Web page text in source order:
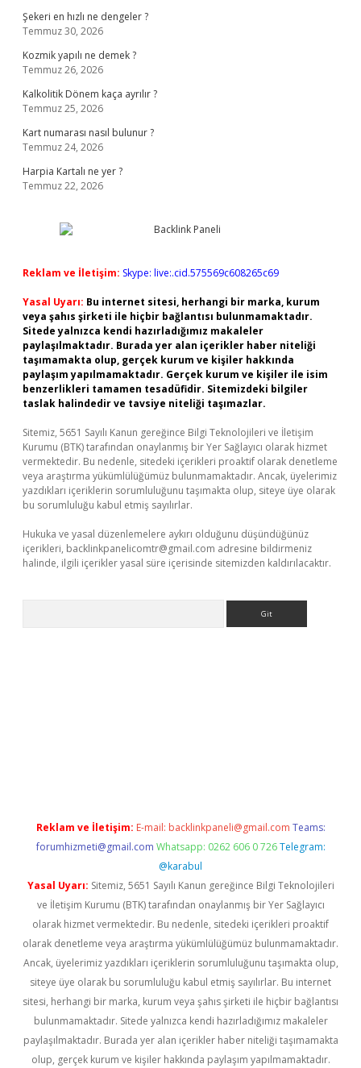
Şekeri en hızlı ne dengeler ?
Temmuz 30, 2026
Kozmik yapılı ne demek ?
Temmuz 26, 2026
Kalkolitik Dönem kaça ayrılır ?
Temmuz 25, 2026
Kart numarası nasıl bulunur ?
Temmuz 24, 2026
Harpia Kartalı ne yer ?
Temmuz 22, 2026
Reklam ve İletişim: Skype: live:.cid.575569c608265c69
Yasal Uyarı: Bu internet sitesi, herhangi bir marka, kurum
veya şahıs şirketi ile hiçbir bağlantısı bulunmamaktadır.
Sitede yalnızca kendi hazırladığımız makaleler
paylaşılmaktadır. Burada yer alan içerikler haber niteliği
taşımamakta olup, gerçek kurum ve kişiler hakkında
paylaşım yapılmamaktadır. Gerçek kurum ve kişiler ile isim
benzerlikleri tamamen tesadüfidir. Sitemizdeki bilgiler
taslak halindedir ve tavsiye niteliği taşımazlar.
Sitemiz, 5651 Sayılı Kanun gereğince Bilgi Teknolojileri ve İletişim
Kurumu (BTK) tarafından onaylanmış bir Yer Sağlayıcı olarak hizmet
vermektedir. Bu nedenle, sitedeki içerikleri proaktif olarak denetleme
veya araştırma yükümlülüğümüz bulunmamaktadır. Ancak, üyelerimiz
yazdıkları içeriklerin sorumluluğunu taşımakta olup, siteye üye olarak
bu sorumluluğu kabul etmiş sayılırlar.
Hukuka ve yasal düzenlemelere aykırı olduğunu düşündüğünüz
içerikleri, backlinkpanelicomtr@gmail.com adresine bildirmeniz
halinde, ilgili içerikler yasal süre içerisinde sitemizden kaldırılacaktır.
Reklam ve İletişim: E-mail: backlinkpaneli@gmail.com Teams:
forumhizmeti@gmail.com Whatsapp: 0262 606 0 726 Telegram:
@karabul
Yasal Uyarı: Sitemiz, 5651 Sayılı Kanun gereğince Bilgi Teknolojileri
ve İletişim Kurumu (BTK) tarafından onaylanmış bir Yer Sağlayıcı
olarak hizmet vermektedir. Bu nedenle, sitedeki içerikleri proaktif
olarak denetleme veya araştırma yükümlülüğümüz bulunmamaktadır.
Ancak, üyelerimiz yazdıkları içeriklerin sorumluluğunu taşımakta olup,
siteye üye olarak bu sorumluluğu kabul etmiş sayılırlar. Bu internet
sitesi, herhangi bir marka, kurum veya şahıs şirketi ile hiçbir bağlantısı
bulunmamaktadır. Sitede yalnızca kendi hazırladığımız makaleler
paylaşılmaktadır. Burada yer alan içerikler haber niteliği taşımamakta
olup, gerçek kurum ve kişiler hakkında paylaşım yapılmamaktadır.